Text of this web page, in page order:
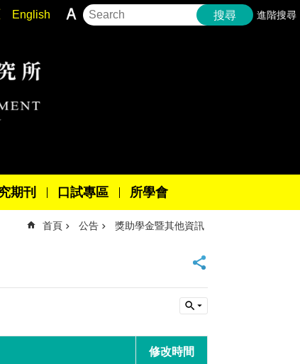
English 搜尋 進階搜尋
期刊 口試專區 所學會
首頁 公告 獎助學金暨其他資訊
修改時間